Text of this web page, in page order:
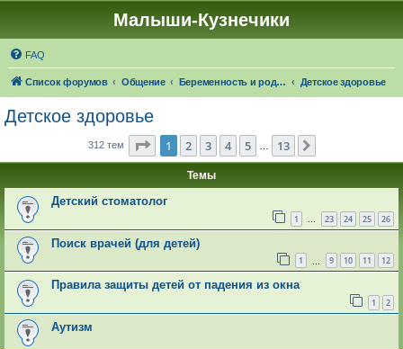
Малыши-Кузнечики
FAQ
Список форумов Общение Беременность и роды. О детях Детское здоровье
Детское здоровье
312 тем Страница из 13
1 2 3 4 5 13
Темы
Детский стоматолог
1 … 23 24 25 26
Поиск врачей (для детей)
1 9 10 11 12
Правила защиты детей от падения из окна
1 2
Аутизм